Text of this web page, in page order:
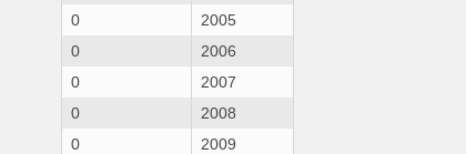
0
2005
0
2006
0
2007
0
2008
0
2009